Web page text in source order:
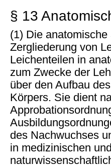
§ 13
(1) Die
Zergliederung von
Leichenteilen in
zum Zwecke der
über den Aufbau
Körpers. Sie dient
des Nachwuchses
in medizinischen und